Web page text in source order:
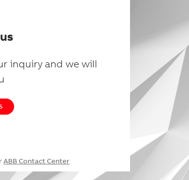
inquiry and we will
ABB Contact Center